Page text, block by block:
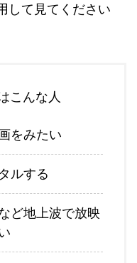
して見てください
こんな人
をみたい
ルする
ど地上波で放映